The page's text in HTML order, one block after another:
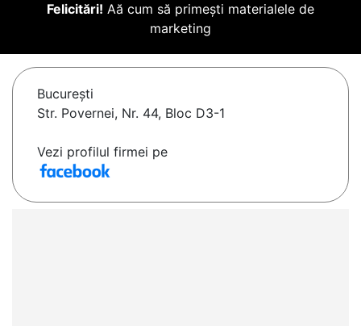
Felicitări! Aă cum să primești materialele de
marketing
Bucureşti
Str. Povernei, Nr. 44, Bloc D3-1
Vezi profilul firmei pe